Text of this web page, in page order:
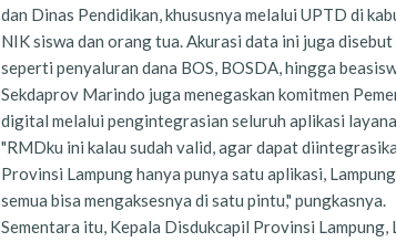
dan Dinas Pendidikan, khususnya melalui UPTD di
NIK siswa dan orang tua. Akurasi data ini juga
seperti penyaluran dana BOS, BOSDA, hingga
​Sekdaprov Marindo juga menegaskan komitmen
digital melalui pengintegrasian seluruh aplikasi
​"RMDku ini kalau sudah valid, agar dapat
Provinsi Lampung hanya punya satu aplikasi,
semua bisa mengaksesnya di satu pintu," pungkasnya.
Sementara itu, Kepala Disdukcapil Provinsi Lampung,